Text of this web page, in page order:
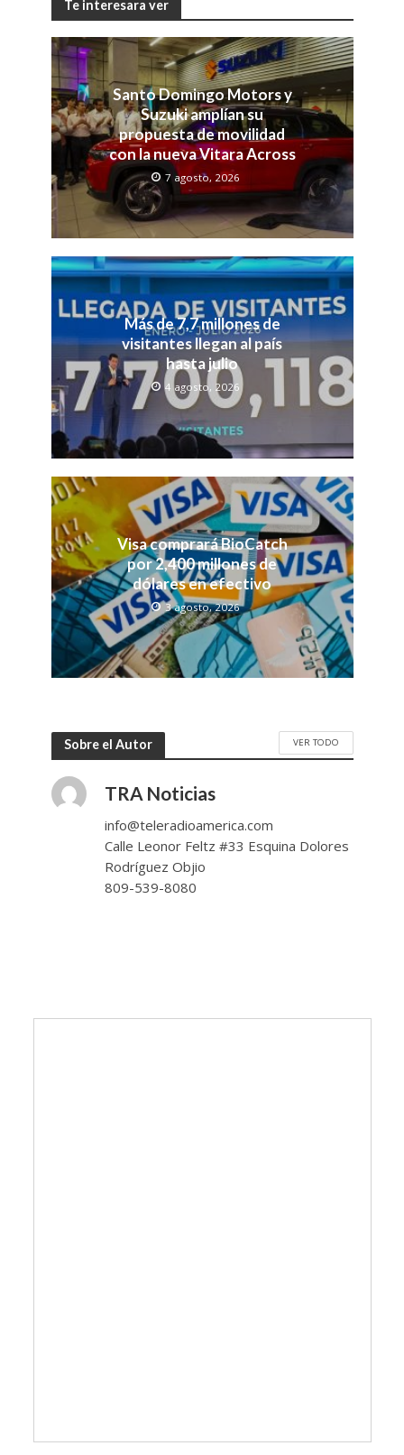
Te interesara ver
Santo Domingo Motors y
Suzuki amplían su
propuesta de movilidad
con la nueva Vitara Across
7 agosto, 2026
Más de 7,7 millones de
visitantes llegan al país
hasta julio
4 agosto, 2026
Visa comprará BioCatch
por 2,400 millones de
dólares en efectivo
3 agosto, 2026
Sobre el Autor VER TODO
TRA Noticias
info@teleradioamerica.com
Calle Leonor Feltz #33 Esquina Dolores
Rodríguez Objio
809-539-8080